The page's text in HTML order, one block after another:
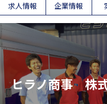
求人情報 企業情報
ヒラノ商事 株